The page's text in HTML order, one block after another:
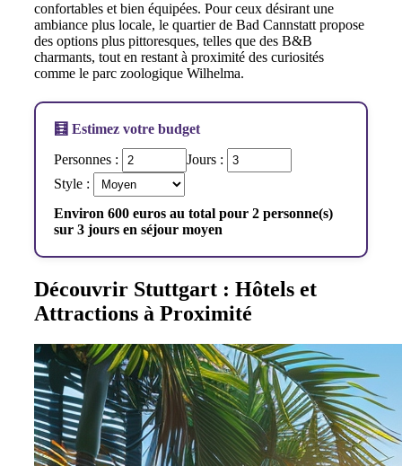
confortables et bien équipées. Pour ceux désirant une
ambiance plus locale, le quartier de Bad Cannstatt propose
des options plus pittoresques, telles que des B&B
charmants, tout en restant à proximité des curiosités
comme le parc zoologique Wilhelma.
🧮 Estimez votre budget
Personnes :
Jours :
Style :
Environ 600 euros au total pour 2 personne(s)
sur 3 jours en séjour moyen
Découvrir Stuttgart : Hôtels et
Attractions à Proximité